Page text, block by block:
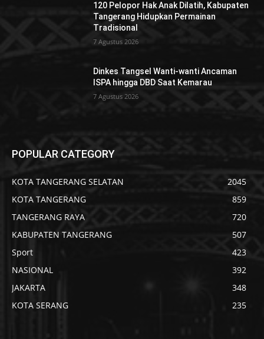
120 Pelopor Hak Anak Dilatih, Kabupaten
Tangerang Hidupkan Permainan
Tradisional
7 Agustus 2026
Dinkes Tangsel Wanti-wanti Ancaman
ISPA hingga DBD Saat Kemarau
7 Agustus 2026
POPULAR CATEGORY
KOTA TANGERANG SELATAN
2045
KOTA TANGERANG
859
TANGERANG RAYA
720
KABUPATEN TANGERANG
507
Sport
423
NASIONAL
392
JAKARTA
348
KOTA SERANG
235